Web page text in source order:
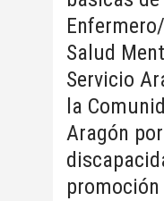
Salud
Servicio
la
Aragón